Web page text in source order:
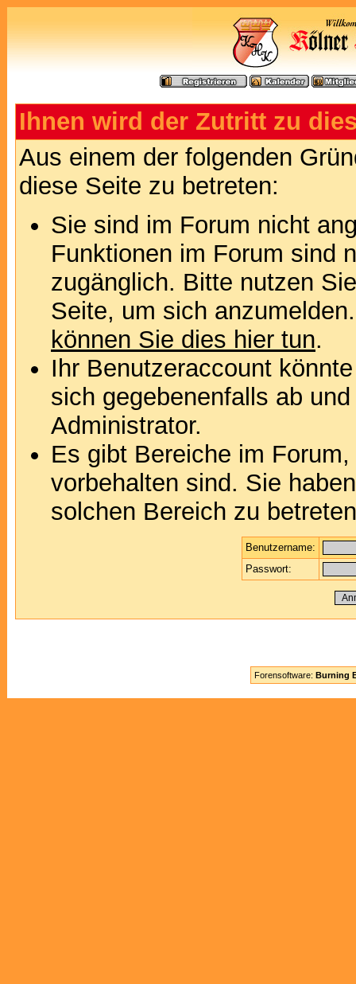
Ihnen wird der Zutritt zu
Aus einem der folgenden
diese Seite zu betreten:
Sie sind im Forum nicht
Funktionen im Forum sind
zugänglich. Bitte nutzen
Seite, um sich
können Sie dies hier tun.
Ihr Benutzeraccount
sich gegebenenfalls ab
Administrator.
Es gibt Bereiche im
vorbehalten sind. Sie
solchen Bereich zu
Benutzername:
Passwort:
Forensoftware: Burning